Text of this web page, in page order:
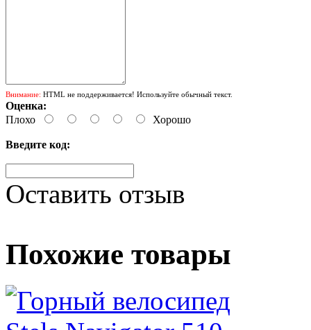
Внимание: HTML не поддерживается! Используйте обычный текст.
Оценка:
Плохо
Хорошо
Введите код:
Оставить отзыв
Похожие товары